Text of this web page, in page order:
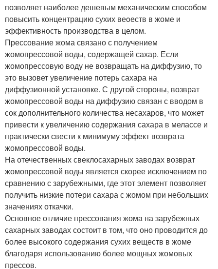
позволяет наиболее дешевым механическим способом
повысить концентрацию сухих веoеств в жоме и
эффективность производства в целом.
Прессование жома связано с получением
жомопрессовой воды, содержащей сахар. Если
жомопрессовую воду не возвращать на диффузию, то
это вызовет увеличение потерь сахара на
диффузионной установке. С другой стороны, возврат
жомопрессовой воды на диффузию связан с вводом в
сок дополнительного количества несахаров, что может
привести к увеличению содержания сахара в мелассе и
практически свести к минимуму эффект возврата
жомопрессовой воды.
На отечественных свеклосахарных заводах возврат
жомопрессовой воды является скорее исключением по
сравнению с зарубежными, где этот элемент позволяет
получить низкие потери сахара с жомом при небольших
значениях откачки.
Основное отличие прессования жома на зарубежных
сахарных заводах состоит в том, что оно проводится до
более высокого содержания сухих веществ в жоме
благодаря использованию более мощных жомовых
прессов.